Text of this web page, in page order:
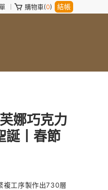
購物車(0) 結帳
娜巧克力
誕丨春節
複工序製作出730層